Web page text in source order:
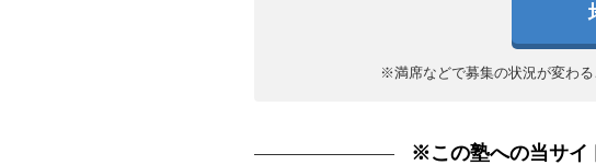
※満席などで募集の状況が変わ
※この塾への当サイ